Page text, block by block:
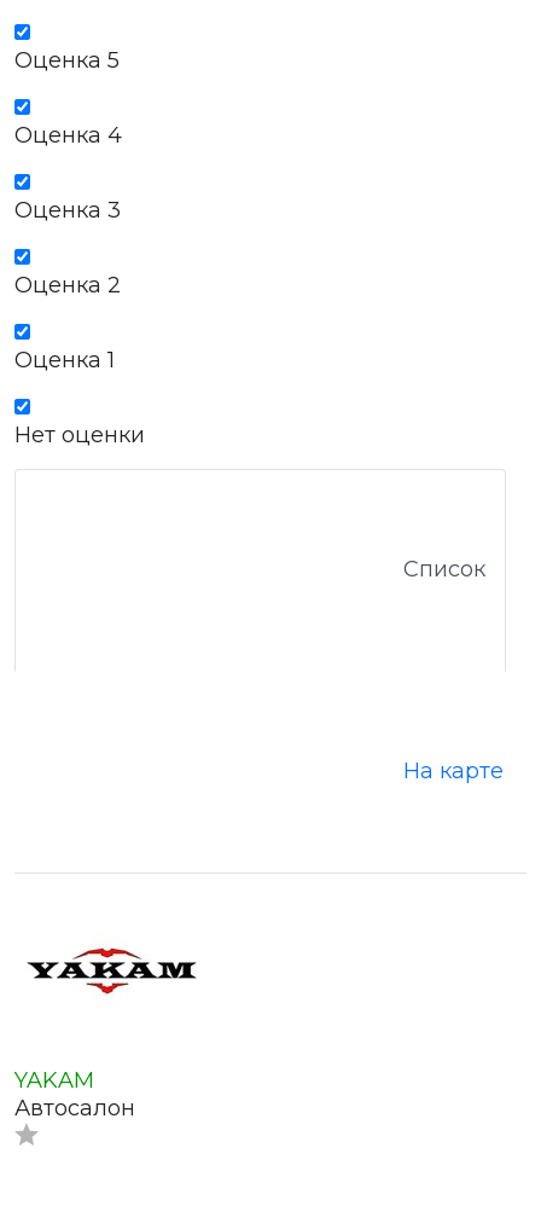
Оценка 5
Оценка 4
Оценка 3
Оценка 2
Оценка 1
Нет оценки
Список
На карте
YAKAM
Автосалон